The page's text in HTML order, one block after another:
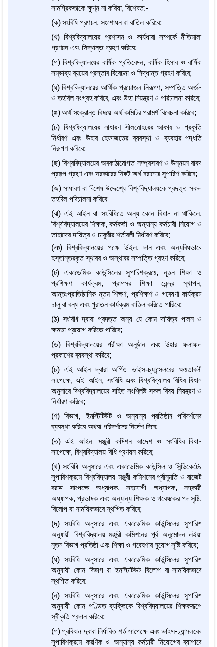
সামগ্রিকতাকে ক্ষুণ্ন না করিয়া, বিশেষত:-
(ক) সংবিধি প্রণয়ন, সংশোধন বা বাতিল করিবে;
(খ) বিশ্ববিদ্যালয়ের প্রশাসন ও কার্যধারা সম্পর্কে নীতিমালা
প্রণয়ন এবং সিদ্ধান্ত গ্রহণ করিবে;
(গ) বিশ্ববিদ্যালয়ের বার্ষিক প্রতিবেদন, বার্ষিক হিসাব ও বার্ষিক
সম্ভাব্য ব্যয়ের প্রস্তাব বিবেচনা ও সিদ্ধান্ত গ্রহণ করিবে;
(ঘ) বিশ্ববিদ্যালয়ের আর্থিক প্রয়োজন নিরূপণ, সম্পত্তি অর্জন
ও তহবিল সংগ্রহ করিবে, এবং উহা নিয়ন্ত্রণ ও পরিচালনা করিবে;
(ঙ) অর্থ সংক্রান্ত বিষয়ে অর্থ কমিটির পরামর্শ বিবেচনা করিবে;
(চ) বিশ্ববিদ্যালয়ের সাধারণ সীলমোহরের আকার ও প্রকৃতি
নির্ধারণ এবং উহার হেফাজতের ব্যবস্থা ও ব্যবহার পদ্ধতি
নিরূপণ করিবে;
(ছ) বিশ্ববিদ্যালয়ের অবকাঠামোগত সম্প্রসারণ ও উন্নয়ন বাবদ
প্রকল্প গ্রহণ এবং সরকারের নিকট অর্থ বরাদ্দের সুপারিশ করিবে;
(জ) সাধারণ বা বিশেষ উদ্দেশ্যে বিশ্ববিদ্যালয়কে প্রদত্ত সকল
তহবিল পরিচালনা করিবে;
(ঝ) এই আইন বা সংবিধিতে অন্য কোন বিধান না থাকিলে,
বিশ্ববিদ্যালয়ের শিক্ষক, কর্মকর্তা ও অন্যান্য কর্মচারী নিয়োগ ও
তাহাদের দায়িত্ব ও চাকুরীর শর্তাবলী নির্ধারণ করিবে;
(ঞ) বিশ্ববিদ্যালয়ের পক্ষে উইল, দান এবং অন্যবিধভাবে
হস্তান্তরকৃত স্থাবর ও অস্থাবর সম্পত্তি গ্রহণ করিবে;
(ট) একাডেমিক কাউন্সিলের সুপারিশক্রমে, নূতন শিক্ষা ও
প্রশিক্ষণ কার্যক্রম, প্রাগসর শিক্ষা কেন্দ্র স্থাপন,
আন্তঃপ্রাতিষ্ঠানিক নূতন শিক্ষণ, প্রশিক্ষণ ও গবেষণা কার্যক্রম
চালু বা বন্ধ এবং পুরাতন কার্যক্রম বাতিল করিতে পারিবে;
(ঠ) সংবিধি দ্বারা প্রদত্ত অন্য যে কোন দায়িত্ব পালন ও
ক্ষমতা প্রয়োগ করিতে পারিবে;
(ড) বিশ্ববিদ্যালয়ের পরীক্ষা অনুষ্ঠান এবং উহার ফলাফল
প্রকাশের ব্যবস্থা করিবে;
(ঢ) এই আইন দ্বারা অর্পিত ভাইস-চ্যান্সেলরের ক্ষমতাবলী
সাপেক্ষে, এই আইন, সংবিধি এবং বিশ্ববিদ্যালয় বিধির বিধান
অনুসারে বিশ্ববিদ্যালয়ের সহিত সংশ্লিষ্ট সকল বিষয় নিয়ন্ত্রণ ও
নির্ধারণ করিবে;
(ণ) বিভাগ, ইনস্টিটিউট ও অন্যান্য প্রতিষ্ঠান পরিদর্শনের
ব্যবস্থা করিবে অথবা পরিদর্শনের নির্দেশ দিবে;
(ত) এই আইন, মঞ্জুরী কমিশন আদেশ ও সংবিধির বিধান
সাপেক্ষে, বিশ্ববিদ্যালয় বিধি প্রণয়ন করিবে;
(থ) সংবিধি অনুসারে এবং একাডেমিক কাউন্সিল ও সিন্ডিকেটের
সুপারিশক্রমে বিশ্ববিদ্যালয় মঞ্জুরী কমিশনের পূর্বানুমতি ও বাজেট
বরাদ্দ সাপেক্ষে অধ্যাপক, সহযোগী অধ্যাপক, সহকারী
অধ্যাপক, প্রভাষক এবং অন্যান্য শিক্ষক ও গবেষকের পদ সৃষ্টি,
বিলোপ বা সাময়িকভাবে স্থগিত করিবে;
(দ) সংবিধি অনুসারে এবং একাডেমিক কাউন্সিলের সুপারিশ
অনুযায়ী বিশ্ববিদ্যালয় মঞ্জুরী কমিশনের পূর্ব অনুমোদন লইয়া
নূতন বিভাগ প্রতিষ্ঠা এবং শিক্ষা ও গবেষণার সুযোগ সৃষ্টি করিবে;
(ধ) সংবিধি অনুসারে এবং একাডেমিক কাউন্সিলের সুপারিশ
অনুযায়ী কোন বিভাগ বা ইনস্টিটিউট বিলোপ বা সাময়িকভাবে
স্থগিত করিবে;
(ন) সংবিধি অনুসারে এবং একাডেমিক কাউন্সিলের সুপারিশ
অনুযায়ী কোন পণ্ডিত ব্যক্তিকে বিশ্ববিদ্যালয়ের শিক্ষকরূপে
স্বীকৃতি প্রদান করিবে;
(প) প্রবিধান দ্বারা নির্ধারিত শর্ত সাপেক্ষে এবং ভাইস-চ্যান্সলরের
সুপারিশক্রমে করণিক ও অন্যান্য কর্মচারী নিয়োগের ব্যাপারে